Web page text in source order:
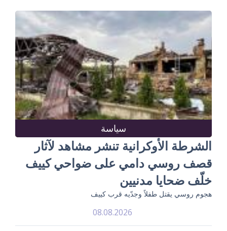
سياسة
الشرطة الأوكرانية تنشر مشاهد لآثار
قصف روسي دامي على ضواحي كييف
خلّف ضحايا مدنيين
هجوم روسي يقتل طفلاً وجدّيه قرب كييف
08.08.2026